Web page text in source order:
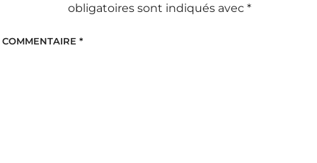
obligatoires sont indiqués avec *
COMMENTAIRE *